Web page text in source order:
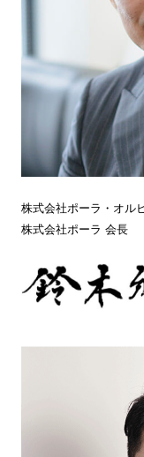
株式会社ポーラ・オル
株式会社ポーラ 会長